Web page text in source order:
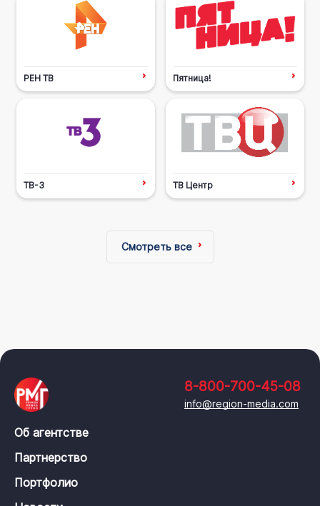
РЕН ТВ Пятница!
ТВ-3 ТВ Центр
Смотреть все
8-800-700-45-08
info@region-media.com
Об агентстве
Партнерство
Портфолио